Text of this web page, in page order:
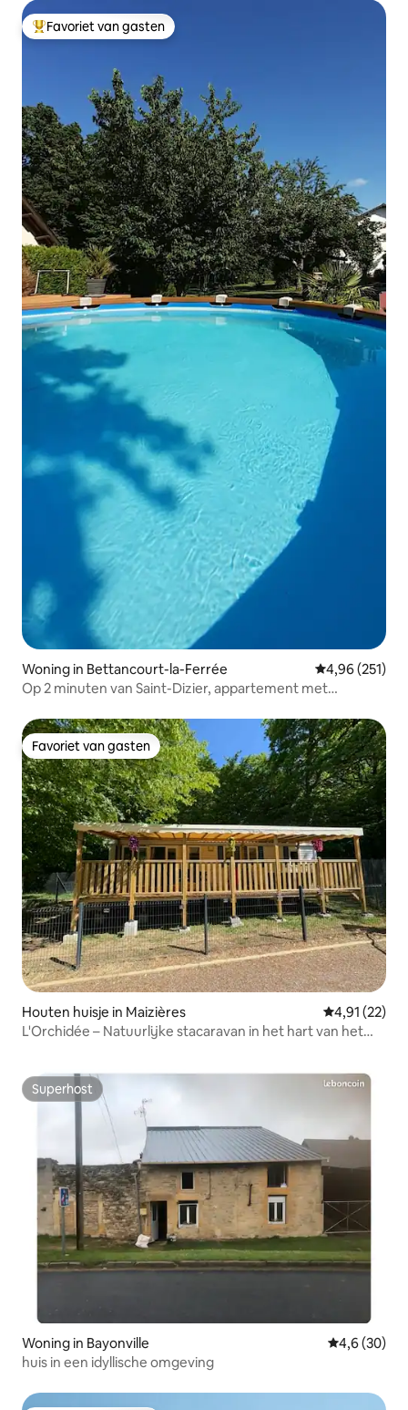
Topfavoriet van gasten
Favoriet van gasten
Woning in Bettancourt-la-Ferrée Gemiddelde
4,96 (251)
Op 2 minuten van Saint-Dizier, appartement met
Favoriet van gasten
Favoriet van gasten
Houten huisje in Maizières Gemiddelde
4,91 (22)
L'Orchidée – Natuurlijke stacaravan in het hart van het
Superhost
Superhost
Woning in Bayonville Gemiddelde
4,6 (30)
huis in een idyllische omgeving